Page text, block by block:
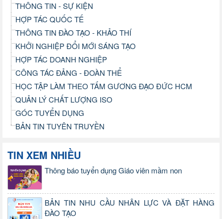
THÔNG TIN - SỰ KIỆN
HỢP TÁC QUỐC TẾ
THÔNG TIN ĐÀO TẠO - KHẢO THÍ
KHỞI NGHIỆP ĐỔI MỚI SÁNG TẠO
HỢP TÁC DOANH NGHIỆP
CÔNG TÁC ĐẢNG - ĐOÀN THỂ
HỌC TẬP LÀM THEO TẤM GƯƠNG ĐẠO ĐỨC HCM
QUẢN LÝ CHẤT LƯỢNG ISO
GÓC TUYỂN DỤNG
BẢN TIN TUYÊN TRUYỀN
TIN XEM NHIỀU
Thông báo tuyển dụng Giáo viên mầm non
BẢN TIN NHU CẦU NHÂN LỰC VÀ ĐẶT HÀNG
ĐÀO TẠO